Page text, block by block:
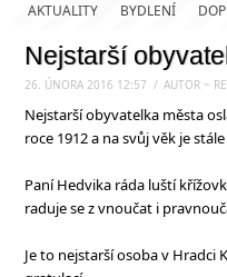
AKTUALITY BYDLENÍ
Nejstarší
26. ÚNORA 2016 12:57 / AUTOR ~
Nejstarší obyvatelka města
roce 1912 a na svůj věk je
Paní Hedvika ráda luští
raduje se z vnoučat i
Je to nejstarší osoba v Hradci